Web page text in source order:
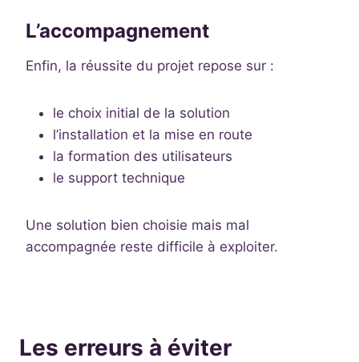
L’accompagnement
Enfin, la réussite du projet repose sur :
le choix initial de la solution
l’installation et la mise en route
la formation des utilisateurs
le support technique
Une solution bien choisie mais mal
accompagnée reste difficile à exploiter.
Les erreurs à éviter